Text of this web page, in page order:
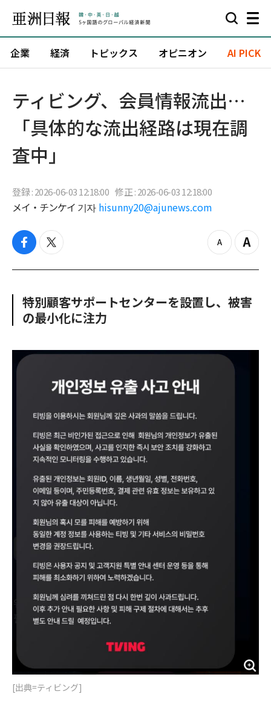
企業 経済 トピックス オピニオン AI PICK
ティビング、会員情報流出…
「具体的な流出経路は現在調
査中」
登録 : 2026-06-03 12:18:00 修正 : 2026-06-03 12:18:00
メイ・チンケイ 기자 hisunny20@ajunews.com
f
c
o
o
t
i
e
r
z
o
u
Z
o
n
特別顧客サポートセンターを設置し、被害
の最小化に注力
[出典=ティビング]